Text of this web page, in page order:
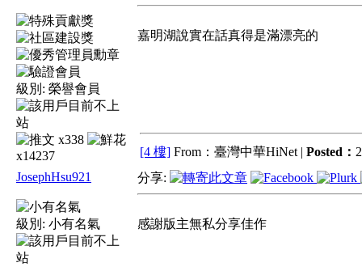
級別: 榮譽會員
x338
x14237
嘉明湖說實在話真得是滿漂亮的
[4 樓] From：臺灣中華HiNet | Posted：
JosephHsu921
級別: 小有名氣
分享:
感謝版主無私分享佳作